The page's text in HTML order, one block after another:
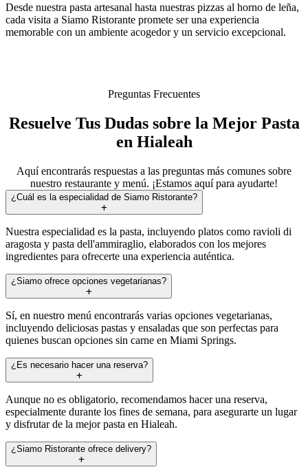
Desde nuestra pasta artesanal hasta nuestras pizzas al horno de leña,
cada visita a Siamo Ristorante promete ser una experiencia
memorable con un ambiente acogedor y un servicio excepcional.
Preguntas Frecuentes
Resuelve Tus Dudas sobre la Mejor Pasta
en Hialeah
Aquí encontrarás respuestas a las preguntas más comunes sobre
nuestro restaurante y menú. ¡Estamos aquí para ayudarte!
¿Cuál es la especialidad de Siamo Ristorante?
Nuestra especialidad es la pasta, incluyendo platos como ravioli di
aragosta y pasta dell'ammiraglio, elaborados con los mejores
ingredientes para ofrecerte una experiencia auténtica.
¿Siamo ofrece opciones vegetarianas?
Sí, en nuestro menú encontrarás varias opciones vegetarianas,
incluyendo deliciosas pastas y ensaladas que son perfectas para
quienes buscan opciones sin carne en Miami Springs.
¿Es necesario hacer una reserva?
Aunque no es obligatorio, recomendamos hacer una reserva,
especialmente durante los fines de semana, para asegurarte un lugar
y disfrutar de la mejor pasta en Hialeah.
¿Siamo Ristorante ofrece delivery?